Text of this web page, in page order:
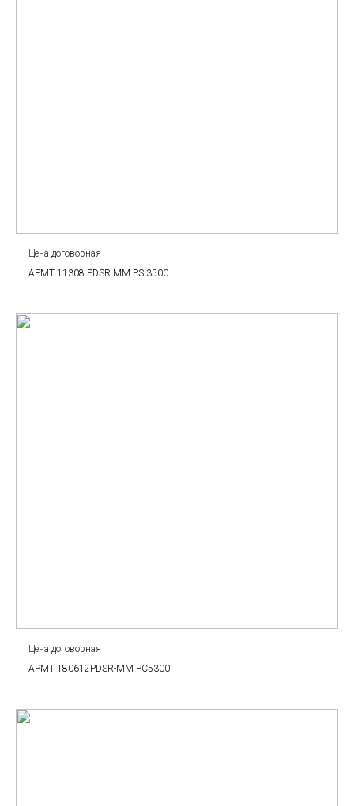
Цена договорная
APMT 11308 PDSR MM PS 3500
Цена договорная
APMT 180612PDSR-MM PC5300